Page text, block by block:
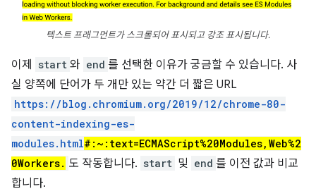
텍스트 프래그먼트가 스크롤되어 표시되고 강조 표시됩니다.
이제 start 와 end 를 선택한 이유가 궁금할 수 있습니다. 사
실 양쪽에 단어가 두 개만 있는 약간 더 짧은 URL
https://blog.chromium.org/2019/12/chrome-80-
content-indexing-es-
modules.html#:~:text=ECMAScript%20Modules,Web%2
0Workers. 도 작동합니다. start 및 end 를 이전 값과 비교
합니다.